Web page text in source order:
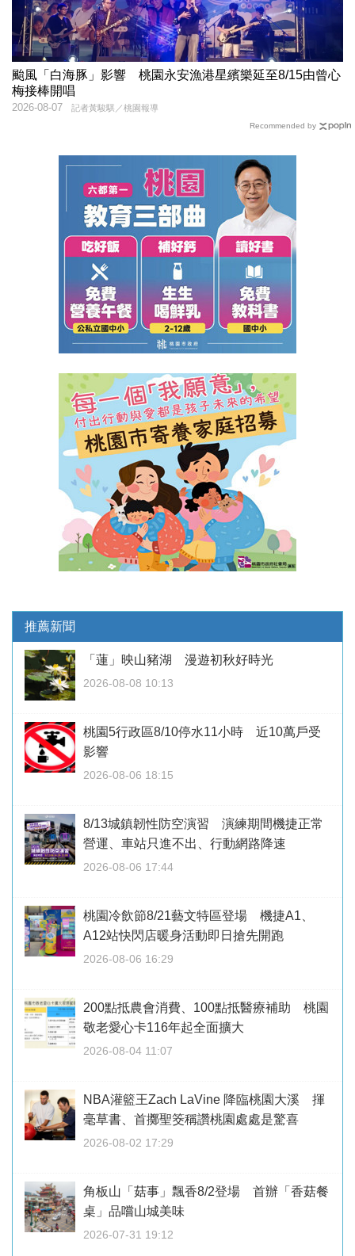
颱風「白海豚」影響 桃園永安漁港星繽樂延至8/15由曾心
梅接棒開唱
記者黃駿騏／桃園報導
2026-08-07
Recommended by
推薦新聞
「蓮」映山豬湖 漫遊初秋好時光
2026-08-08 10:13
桃園5行政區8/10停水11小時 近10萬戶受
影響
2026-08-06 18:15
8/13城鎮韌性防空演習 演練期間機捷正常
營運、車站只進不出、行動網路降速
2026-08-06 17:44
桃園冷飲節8/21藝文特區登場 機捷A1、
A12站快閃店暖身活動即日搶先開跑
2026-08-06 16:29
200點抵農會消費、100點抵醫療補助 桃園
敬老愛心卡116年起全面擴大
2026-08-04 11:07
NBA灌籃王Zach LaVine 降臨桃園大溪 揮
毫草書、首擲聖筊稱讚桃園處處是驚喜
2026-08-02 17:29
角板山「菇事」飄香8/2登場 首辦「香菇餐
桌」品嚐山城美味
2026-07-31 19:12